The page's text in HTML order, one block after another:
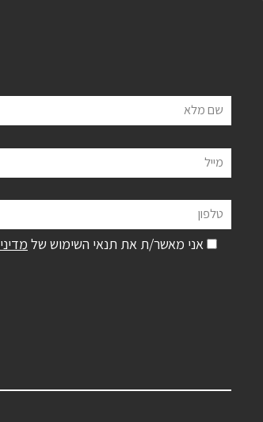
שם מלא
מייל
טלפון
אני מאשר/ת את תנאי השימוש של